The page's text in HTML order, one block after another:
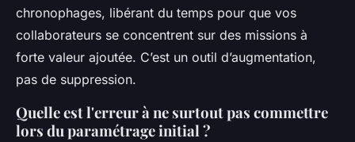
chronophages, libérant du temps pour que vos
collaborateurs se concentrent sur des missions à
forte valeur ajoutée. C’est un outil d’augmentation,
pas de suppression.
Quelle est l'erreur à ne surtout pas commettre
lors du paramétrage initial ?